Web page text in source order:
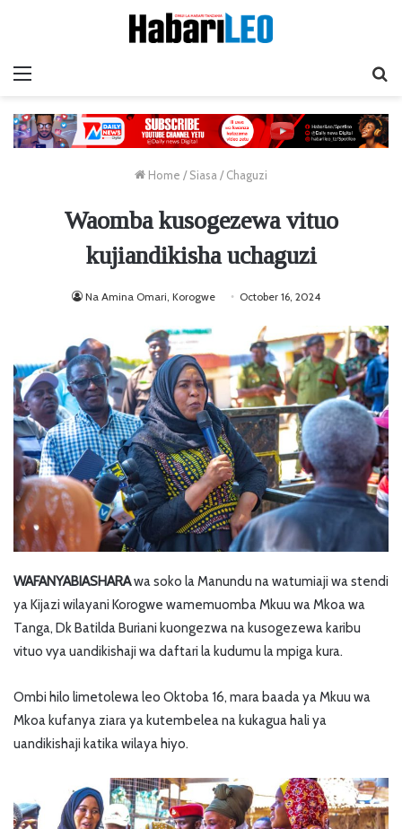
Home / Siasa/ Chaguzi
Waomba kusogezewa vituo
kujiandikisha uchaguzi
Na Amina Omari, Korogwe October 16, 2024
WAFANYABIASHARAwa soko la Manundu na watumiaji wa stendi
ya Kijazi wilayani Korogwe wamemuomba Mkuu wa Mkoa wa
Tanga, Dk Batilda Buriani kuongezwa na kusogezewa karibu
vituo vya uandikishaji wa daftari la kudumu la mpiga kura.
Ombi hilo limetolewa leo Oktoba 16, mara baada ya Mkuu wa
Mkoa kufanya ziara ya kutembelea na kukagua hali ya
uandikishaji katika wilaya hiyo.